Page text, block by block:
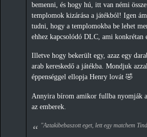
bemenni, és hogy hú, itt van némi
templomok kizárása a játékból! Igen
tudni, hogy a templomokba be lehet
ehhez kapcsolódó DLC, ami
Illetve hogy bekerült egy, azaz egy
arab kereskedő a játékba. Mondjuk
éppenséggel ellopja Henry lovát 🤣
Annyira bírom amikor fullba nyomják
az emberek.
"Aztakibebaszott eget, lett egy matchem